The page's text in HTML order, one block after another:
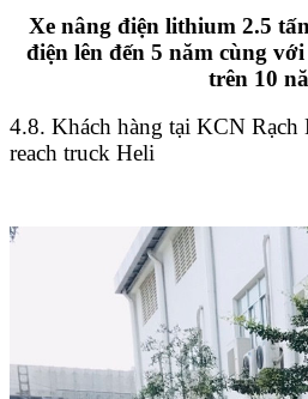
Xe nâng điện lithium 2.5
điện lên đến 5 năm cùng
trên 10
4.8. Khách hàng tại KCN Rạch
reach truck Heli